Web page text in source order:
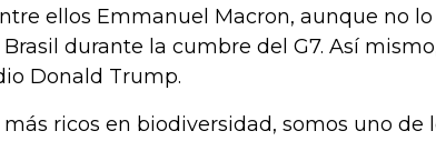
ellos Emmanuel Macron, aunque no lo
durante la cumbre del G7. Así
Donald Trump.
ricos en biodiversidad, somos uno de